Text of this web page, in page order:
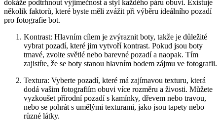
dokáže podtrhnout výjimečnost​ a styl každého páru⁢ obuvi. ‍Existuje
⁢několik ⁤faktorů, ‍které byste měli zvážit při výběru ideálního ​pozadí
pro ‍fotografie bot. ‌
Kontrast: Hlavním cílem​ je ‍zvýraznit‍ boty, takže je důležité
vybrat pozadí, které⁢ jim⁣ vytvoří​ kontrast.⁤ Pokud jsou‍ boty
⁢tmavé, zvolte světlé nebo barevné‌ pozadí a ⁤naopak. Tím
zajistíte, že‌ se boty stanou hlavním bodem zájmu ve fotografii.
Textura: Vyberte pozadí, které má zajímavou texturu, která
⁤dodá vašim ‍fotografiím obuvi více rozměru a živosti. Můžete
vyzkoušet přírodní pozadí s kamínky, dřevem nebo travou,​
nebo se​ pohrát ‌s umělými ⁣texturami, jako jsou tapety nebo
různé látky.